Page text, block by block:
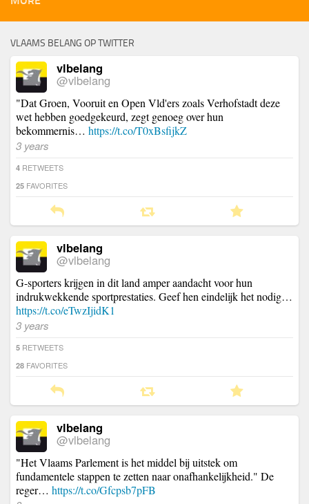
VLAAMS BELANG OP TWITTER
vlbelang
@vlbelang
"Dat Groen, Vooruit en Open Vld'ers zoals Verhofstadt deze
wet hebben goedgekeurd, zegt genoeg over hun
bekommernis… https://t.co/T0xBsfijkZ
3 years
4 RETWEETS
25 FAVORITES
vlbelang
@vlbelang
G-sporters krijgen in dit land amper aandacht voor hun
indrukwekkende sportprestaties. Geef hen eindelijk het nodig…
https://t.co/eTwzIjidK1
3 years
5 RETWEETS
28 FAVORITES
vlbelang
@vlbelang
"Het Vlaams Parlement is het middel bij uitstek om
fundamentele stappen te zetten naar onafhankelijkheid." De
reger… https://t.co/Gfcpsb7pFB